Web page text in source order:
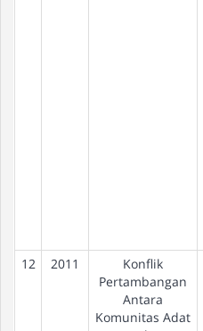
12 2011
Konflik
Pertambangan
Antara
Komunitas Adat